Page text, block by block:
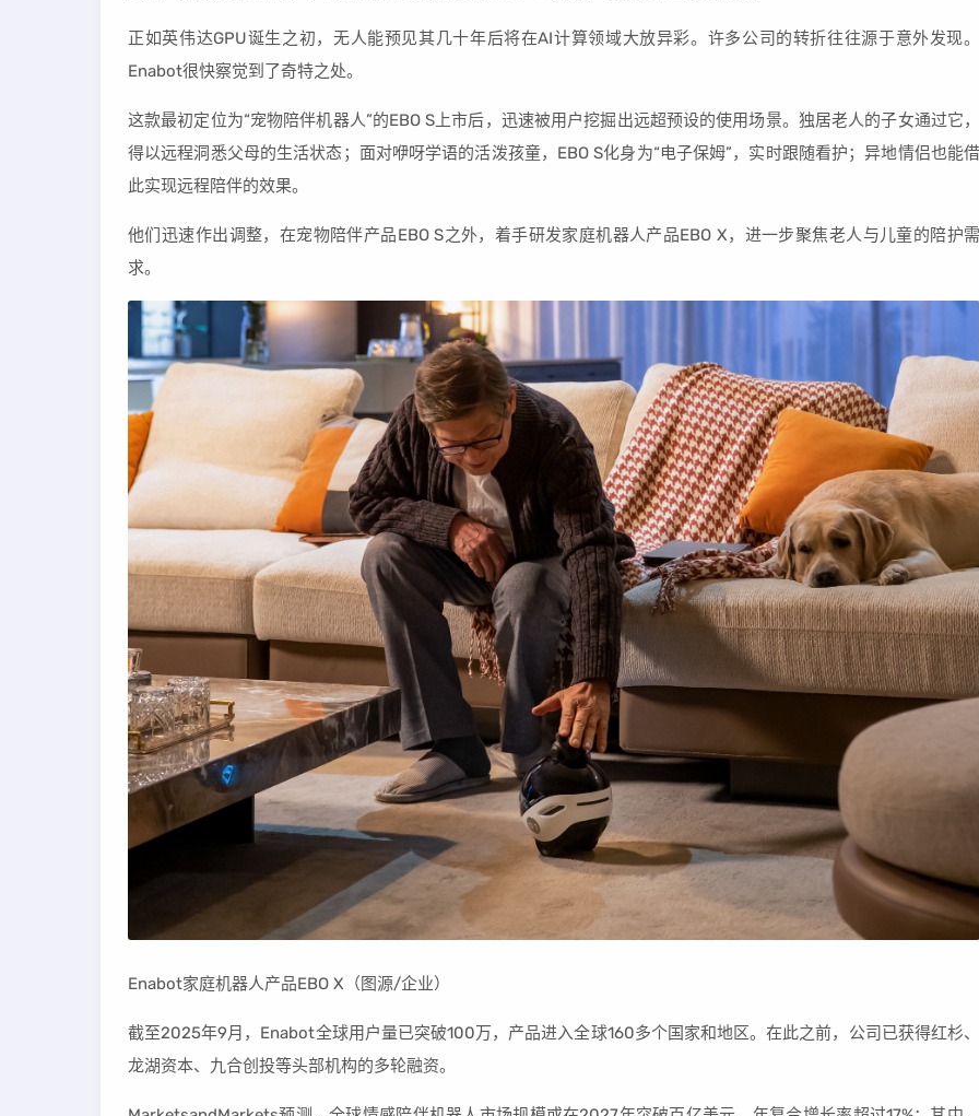
正如英伟达GPU诞生之初，无人能预见其几十年后将在AI计算领域大放异彩。许多公司的转折往往源于意外发现。
Enabot很快察觉到了奇特之处。
这款最初定位为“宠物陪伴机器人”的EBO S上市后，迅速被用户挖掘出远超预设的使用场景。独居老人的子女通过它，
得以远程洞悉父母的生活状态；面对咿呀学语的活泼孩童，EBO S化身为“电子保姆”，实时跟随看护；异地情侣也能借
此实现远程陪伴的效果。
他们迅速作出调整，在宠物陪伴产品EBO S之外，着手研发家庭机器人产品EBO X，进一步聚焦老人与儿童的陪护需
求。
Enabot家庭机器人产品EBO X（图源/企业）
截至2025年9月，Enabot全球用户量已突破100万，产品进入全球160多个国家和地区。在此之前，公司已获得红杉、
龙湖资本、九合创投等头部机构的多轮融资。